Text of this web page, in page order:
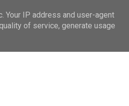
IP address and user-agent
of service, generate usage